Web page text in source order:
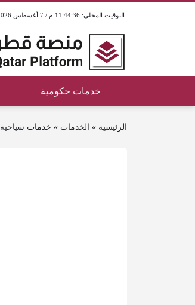
11:44:36 م / 7 أغسطس 2026
خدمات حكومية
الرئيسية » الخدمات » خدمات سياحية